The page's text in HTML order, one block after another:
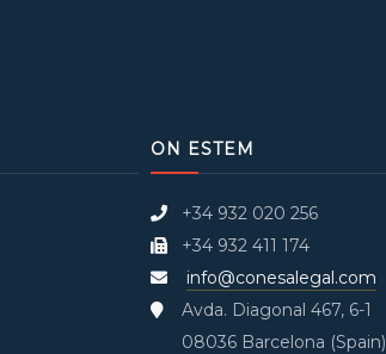
ON ESTEM
+34 932 020 256
+34 932 411 174
info@conesalegal.com
Avda. Diagonal 467, 6-1
08036 Barcelona (Spain)